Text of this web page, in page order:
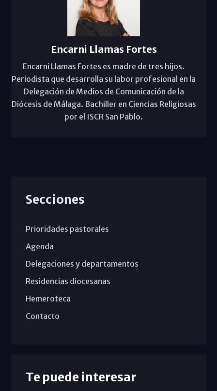
Encarni Llamas Fortes
Encarni Llamas Fortes es madre de tres hijos.
Periodista que desarrolla su labor profesional en la
Delegación de Medios de Comunicación de la
Diócesis de Málaga. Bachiller en Ciencias Religiosas
por el ISCR San Pablo.
Secciones
Prioridades pastorales
Agenda
Delegaciones y departamentos
Residencias diocesanas
Hemeroteca
Contacto
Te puede interesar